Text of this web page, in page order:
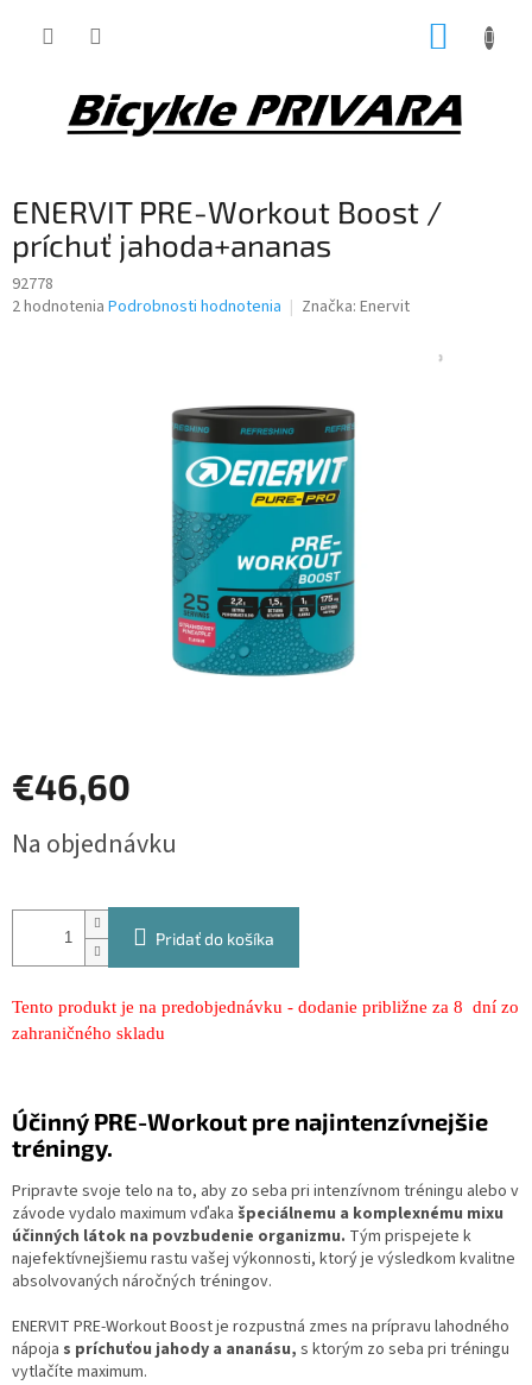
ENERVIT PRE-Workout Boost /
príchuť jahoda+ananas
92778
Priemerné
2 hodnotenia Podrobnosti hodnotenia Značka: Enervit
€46,60
cena:
Na objednávku
Pridať do košíka
Tento produkt je na predobjednávku - dodanie približne za 8 dní zo
zahraničného skladu
Účinný PRE-Workout pre najintenzívnejšie
tréningy.
Pripravte svoje telo na to, aby zo seba pri intenzívnom tréningu alebo v
závode vydalo maximum vďaka špeciálnemu a komplexnému mixu
účinných látok na povzbudenie organizmu. Tým prispejete k
najefektívnejšiemu rastu vašej výkonnosti, ktorý je výsledkom kvalitne
absolvovaných náročných tréningov.
ENERVIT PRE-Workout Boost je rozpustná zmes na prípravu lahodného
nápoja s príchuťou jahody a ananásu, s ktorým zo seba pri tréningu
vytlačíte maximum.